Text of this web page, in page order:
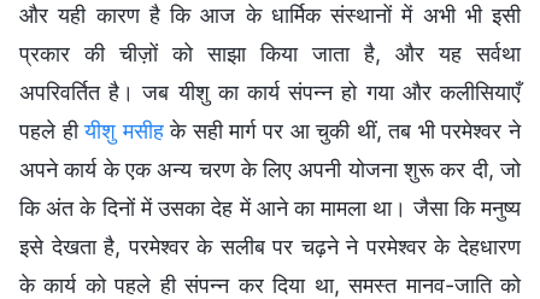
और यही कारण है कि आज के धार्मिक संस्थानों में अभी भी इसी
प्रकार की चीज़ों को साझा किया जाता है, और यह सर्वथा
अपरिवर्तित है। जब यीशु का कार्य संपन्न हो गया और कलीसियाएँ
पहले हीयीशु मसीहके सही मार्ग पर आ चुकी थीं, तब भी परमेश्वर ने
अपने कार्य के एक अन्य चरण के लिए अपनी योजना शुरू कर दी, जो
कि अंत के दिनों में उसका देह में आने का मामला था। जैसा कि मनुष्य
इसे देखता है, परमेश्वर के सलीब पर चढ़ने ने परमेश्वर के देहधारण
के कार्य को पहले ही संपन्न कर दिया था, समस्त मानव-जाति को